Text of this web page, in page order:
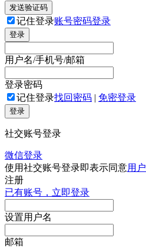
发送验证码
记住登录账号密码登录
登录
用户名/手机号/邮箱
登录密码
记住登录找回密码 | 免密登录
登录
社交账号登录
微信登录
使用社交账号登录即表示同意用
注册
已有账号，立即登录
设置用户名
邮箱